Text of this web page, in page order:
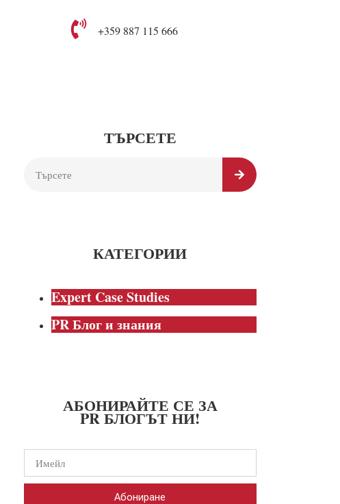
+359 887 115 666
ТЪРСЕТЕ
КАТЕГОРИИ
Expert Case Studies
PR Блог и знания
АБОНИРАЙТЕ СЕ ЗА
PR БЛОГЪТ НИ!
Абониране